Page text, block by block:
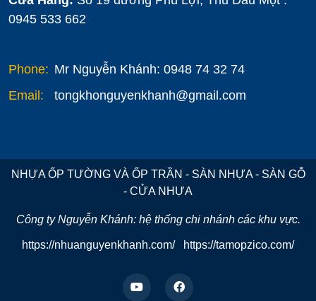
0945 533 662
Phone: Mr Nguyễn Khánh: 0948 74 32 74
Email:
tongkhonguyenkhanh@gmail.com
NHỰA ỐP TƯỜNG VÀ ỐP TRẦN - SÀN NHỰA - SÀN GỖ
- CỬA NHỰA
Công ty Nguyễn Khánh: hệ thống chi nhánh các khu vực.
https://nhuanguyenkhanh.com/ https://tamopzico.com/